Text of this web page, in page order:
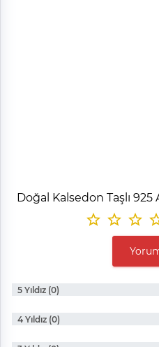
Doğal Kalsedon Taşlı
5 Yıldız (0)
4 Yıldız (0)